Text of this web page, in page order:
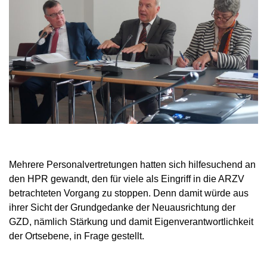
Mehrere Personalvertretungen hatten sich hilfesuchend an
den HPR gewandt, den für viele als Eingriff in die ARZV
betrachteten Vorgang zu stoppen. Denn damit würde aus
ihrer Sicht der Grundgedanke der Neuausrichtung der
GZD, nämlich Stärkung und damit Eigenverantwortlichkeit
der Ortsebene, in Frage gestellt.